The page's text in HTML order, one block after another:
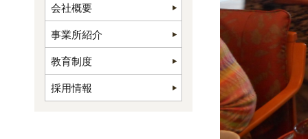
会社概要
事業所紹介
教育制度
採用情報